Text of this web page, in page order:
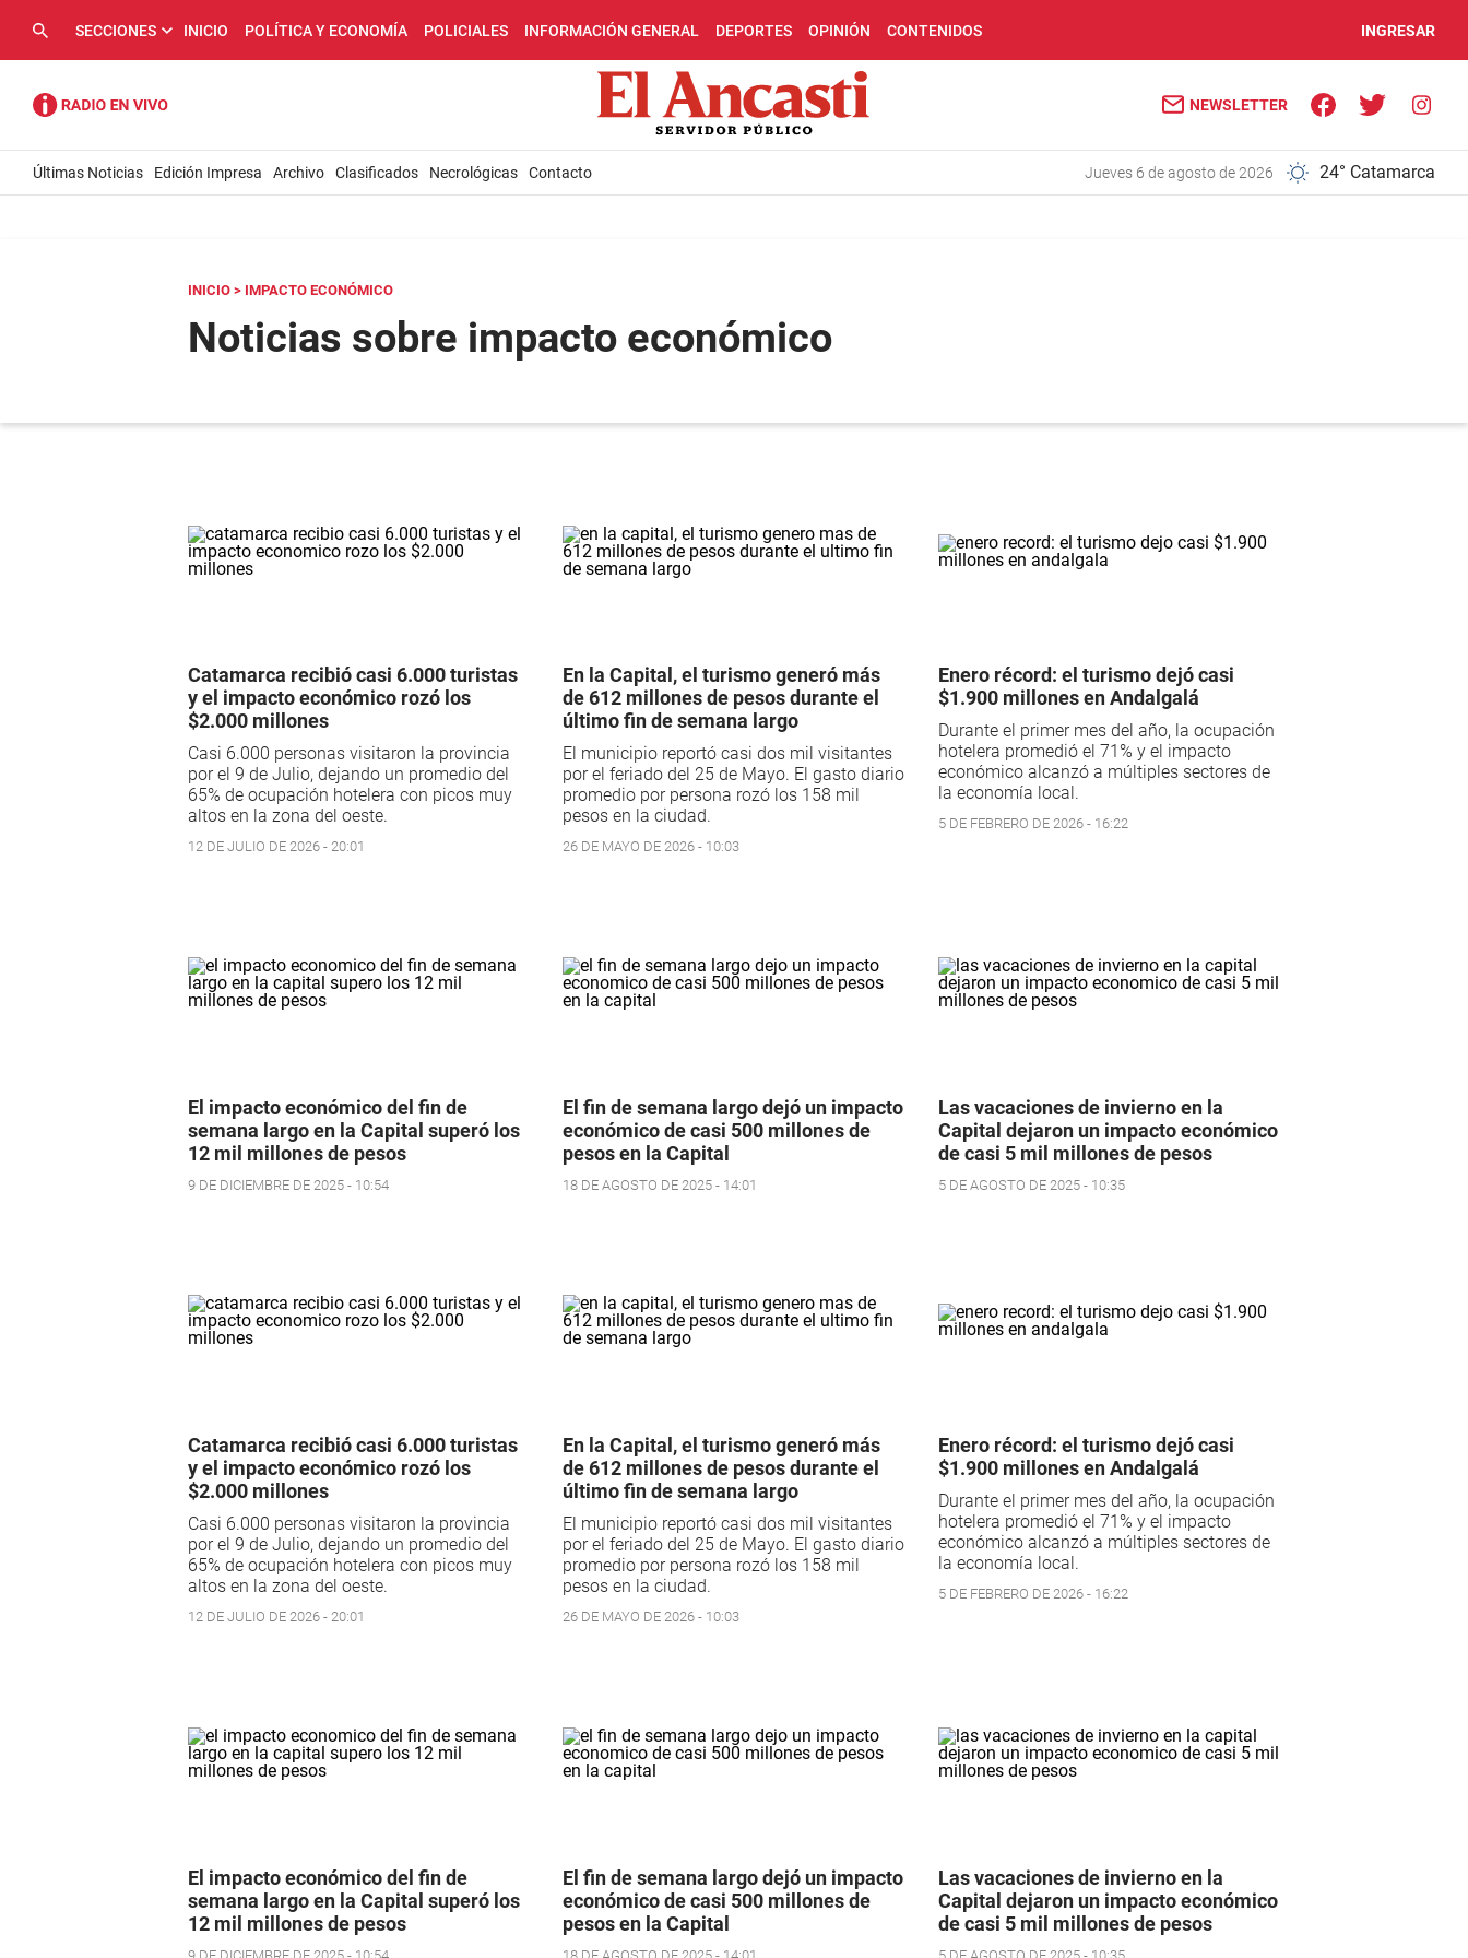
SECCIONES INICIO POLÍTICA Y ECONOMÍA POLICIALES INFORMACIÓN GENERAL DEPORTES OPINIÓN CONTENIDOS INGRESAR
NEWSLETTER
Últimas Noticias Edición Impresa Archivo Clasificados Necrológicas Contacto jueves 6 de agosto de 2026 24° Catamarca
INICIO > IMPACTO ECONÓMICO
Noticias sobre impacto económico
Catamarca recibió casi 6.000 turistas
y el impacto económico rozó los
$2.000 millones
Casi 6.000 personas visitaron la provincia
por el 9 de Julio, dejando un promedio del
65% de ocupación hotelera con picos muy
altos en la zona del oeste.
12 DE JULIO DE 2026 - 20:01
En la Capital, el turismo generó más
de 612 millones de pesos durante el
último fin de semana largo
El municipio reportó casi dos mil visitantes
por el feriado del 25 de Mayo. El gasto diario
promedio por persona rozó los 158 mil
pesos en la ciudad.
26 DE MAYO DE 2026 - 10:03
Enero récord: el turismo dejó casi
$1.900 millones en Andalgalá
Durante el primer mes del año, la ocupación
hotelera promedió el 71% y el impacto
económico alcanzó a múltiples sectores de
la economía local.
5 DE FEBRERO DE 2026 - 16:22
El impacto económico del fin de
semana largo en la Capital superó los
12 mil millones de pesos
9 DE DICIEMBRE DE 2025 - 10:54
El fin de semana largo dejó un impacto
económico de casi 500 millones de
pesos en la Capital
18 DE AGOSTO DE 2025 - 14:01
Las vacaciones de invierno en la
Capital dejaron un impacto económico
de casi 5 mil millones de pesos
5 DE AGOSTO DE 2025 - 10:35
Catamarca recibió casi 6.000 turistas
y el impacto económico rozó los
$2.000 millones
Casi 6.000 personas visitaron la provincia
por el 9 de Julio, dejando un promedio del
65% de ocupación hotelera con picos muy
altos en la zona del oeste.
12 DE JULIO DE 2026 - 20:01
En la Capital, el turismo generó más
de 612 millones de pesos durante el
último fin de semana largo
El municipio reportó casi dos mil visitantes
por el feriado del 25 de Mayo. El gasto diario
promedio por persona rozó los 158 mil
pesos en la ciudad.
26 DE MAYO DE 2026 - 10:03
Enero récord: el turismo dejó casi
$1.900 millones en Andalgalá
Durante el primer mes del año, la ocupación
hotelera promedió el 71% y el impacto
económico alcanzó a múltiples sectores de
la economía local.
5 DE FEBRERO DE 2026 - 16:22
El impacto económico del fin de
semana largo en la Capital superó los
12 mil millones de pesos
El fin de semana largo dejó un impacto
económico de casi 500 millones de
pesos en la Capital
Las vacaciones de invierno en la
Capital dejaron un impacto económico
de casi 5 mil millones de pesos